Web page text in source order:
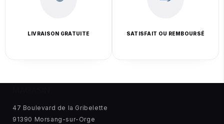
LIVRAISON GRATUITE SATISFAIT OU REMBOURSÉ
47 Boulevard de la Gribelette
91390 Morsang-sur-Orge